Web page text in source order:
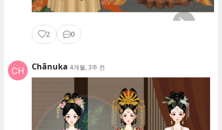
2 0
Chãnuka 4개월, 3주 전